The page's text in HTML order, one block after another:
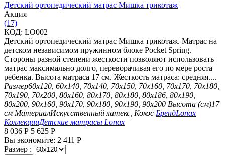
Детский ортопедический матрас Мишка трикотаж
Aкция
(17)
КОД: LO002
Детский ортопедический матрас Мишка трикотаж. Матрас на
детском независимом пружинном блоке Pocket Spring.
Стороны разной степени жесткости позволяют использовать
матрас максимально долго, переворачивая его по мере роста
ребенка. Высота матраса 17 см. Жесткость матраса: средняя....
Размер60х120, 60х140, 70х140, 70х150, 70х160, 70х170, 70х180,
70х190, 70х200, 80х160, 80х170, 80х180, 80х186, 80х190,
80х200, 90х160, 90х170, 90х180, 90х190, 90х200 Высота (см)17
см МатериалИскусственный латекс, Кокос БрендLonax
КоллекцииДетские матрасы Lonax
8 036 Р 5 625 Р
Вы экономите: 2 411 Р
Размер :